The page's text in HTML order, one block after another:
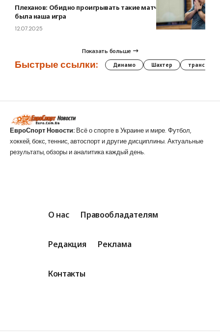
Плеханов: Обидно проигрывать такие матчи, считаю, это
была наша игра
12.07.2025
Показать больше
Быстрые ссылки: Динамо Шахтер трансферы
ЕвроСпорт Новости: Всё о спорте в Украине и мире. Футбол,
хоккей, бокс, теннис, автоспорт и другие дисциплины. Актуальные
результаты, обзоры и аналитика каждый день.
О нас Правообладателям
Редакция Реклама
Контакты